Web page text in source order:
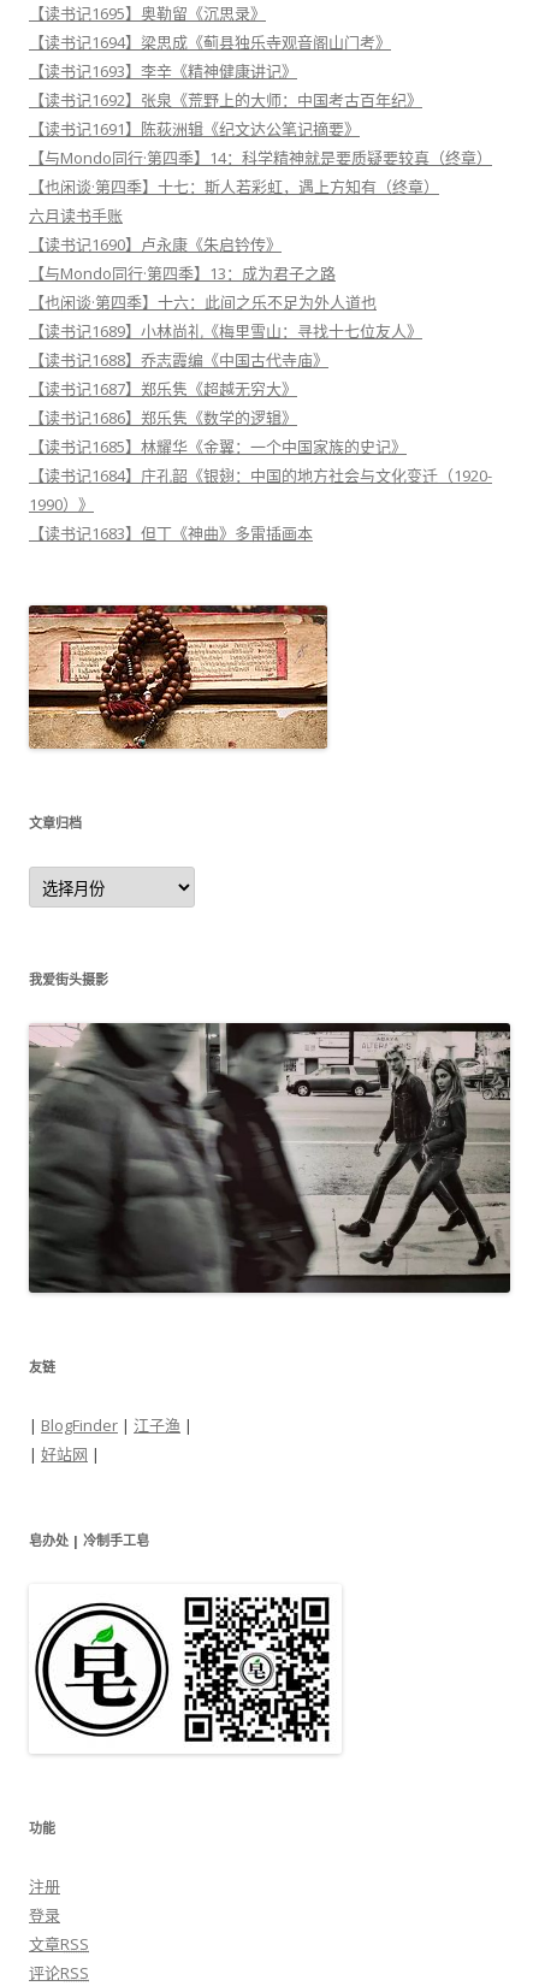
【读书记1695】奥勒留《沉思录》
【读书记1694】梁思成《蓟县独乐寺观音阁山门考》
【读书记1693】李辛《精神健康讲记》
【读书记1692】张泉《荒野上的大师：中国考古百年纪》
【读书记1691】陈荻洲辑《纪文达公笔记摘要》
【与Mondo同行·第四季】14：科学精神就是要质疑要较真（终章）
【也闲谈·第四季】十七：斯人若彩虹，遇上方知有（终章）
六月读书手账
【读书记1690】卢永康《朱启钤传》
【与Mondo同行·第四季】13：成为君子之路
【也闲谈·第四季】十六：此间之乐不足为外人道也
【读书记1689】小林尚礼《梅里雪山：寻找十七位友人》
【读书记1688】乔志霞编《中国古代寺庙》
【读书记1687】郑乐隽《超越无穷大》
【读书记1686】郑乐隽《数学的逻辑》
【读书记1685】林耀华《金翼：一个中国家族的史记》
【读书记1684】庄孔韶《银翅：中国的地方社会与文化变迁（1920-
1990）》
【读书记1683】但丁《神曲》多雷插画本
文章归档
文
章
归
我爱街头摄影
友链
| BlogFinder | 江子渔 |
| 好站网 |
皂办处 | 冷制手工皂
功能
注册
登录
文章RSS
评论RSS